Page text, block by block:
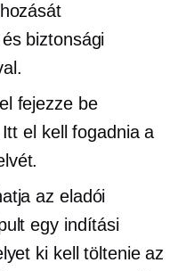
biztonsági
fejezze be
el kell fogadnia a
az eladói
egy indítási
ki kell töltenie az